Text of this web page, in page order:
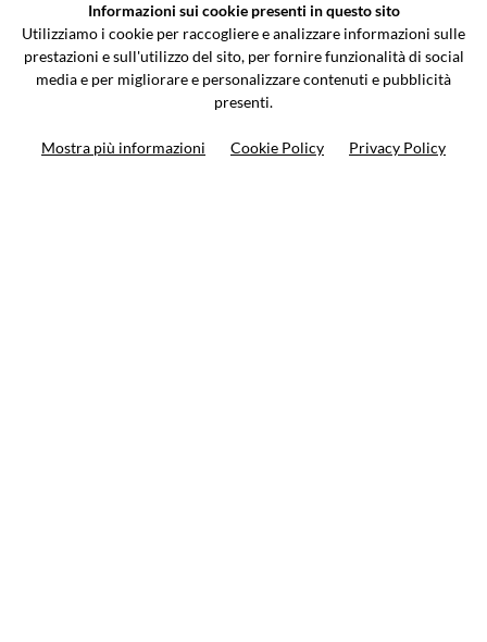
Via Galileo Galilei 5 | Verano Brianza (MB) 20843 | ITALY
0362-805407-info@valtermoto.com
Informazioni sui cookie presenti in questo sito
Utilizziamo i cookie per raccogliere e analizzare informazioni sulle
prestazioni e sull'utilizzo del sito, per fornire funzionalità di social
media e per migliorare e personalizzare contenuti e pubblicità
presenti.
Mostra più informazioni Cookie Policy Privacy Policy